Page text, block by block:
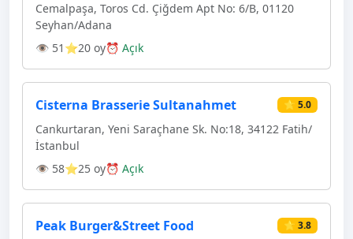
Cemalpaşa, Toros Cd. Çiğdem Apt No: 6/B, 01120
Seyhan/Adana
👁 51 ⭐20 oy⏰ Açık
Cisterna Brasserie Sultanahmet ⭐ 5.0
Cankurtaran, Yeni Saraçhane Sk. No:18, 34122 Fatih/
İstanbul
👁 58⭐25 oy⏰ Açık
Peak Burger&Street Food ⭐ 3.8